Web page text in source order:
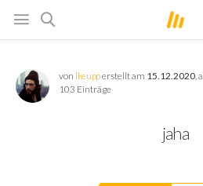
von lkeupperstellt am 15.12.2020,
103 Einträge
jaha